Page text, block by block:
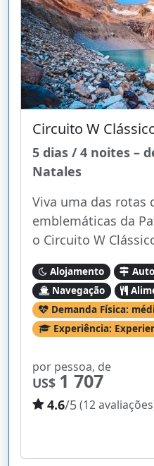
Circuito W
5 dias / 4 noites –
Natales
Viva uma das rotas
emblemáticas da
o Circuito W
Alojamento
Navegação
Demanda Física:
Experiência:
por pessoa, de
US$ 1 707
4.6/5(12